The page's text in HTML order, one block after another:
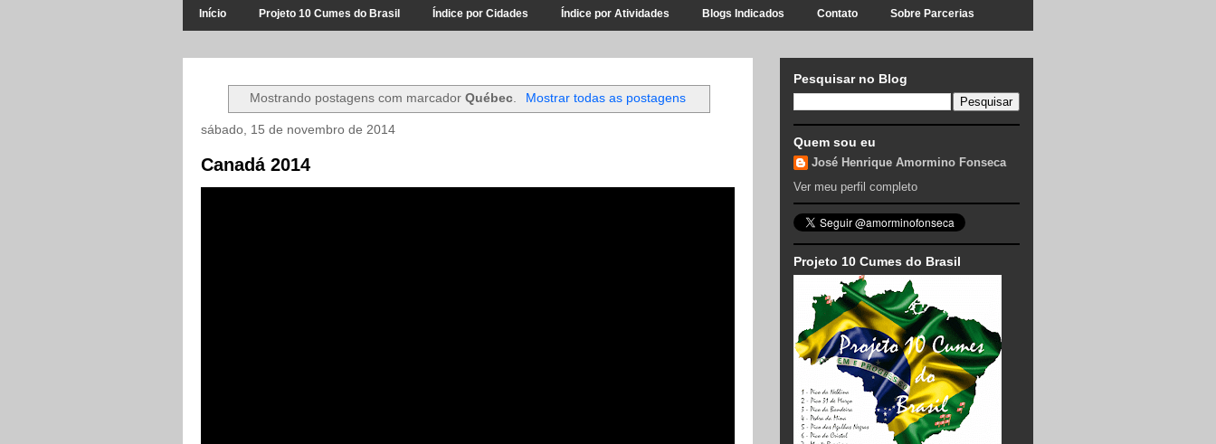
Início Projeto 10 Cumes do Brasil Índice por Cidades Índice por Atividades Blogs Indicados Contato Sobre Parcerias
Mostrando postagens com marcadorQuébec. Mostrar todas as postagens
sábado, 15 de novembro de 2014
Canadá 2014
Pesquisar no Blog
Quem sou eu
José Henrique Amormino Fonseca
Ver meu perfil completo
Projeto 10 Cumes do Brasil